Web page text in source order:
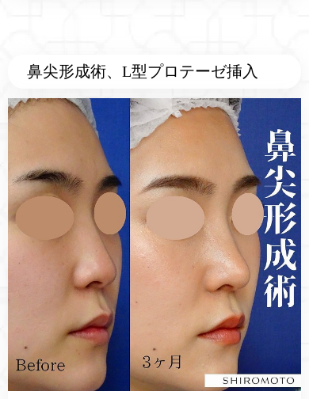
鼻尖形成術、L型プロテーゼ挿入